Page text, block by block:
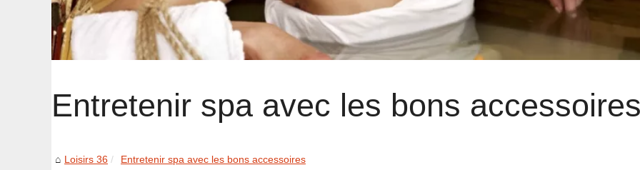
Entretenir spa avec les bons
Loisirs 36 Entretenir spa avec les bons accessoires